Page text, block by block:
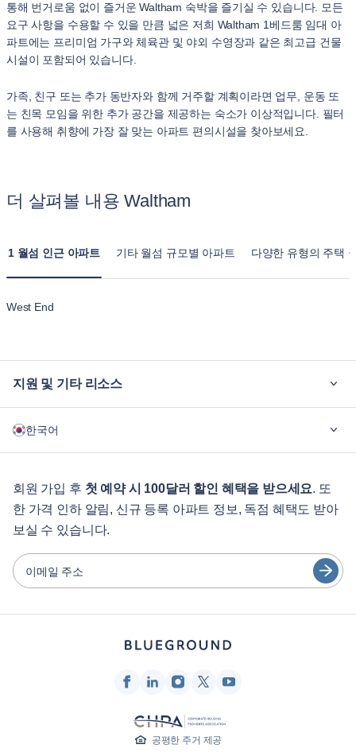
통해 번거로움 없이 즐거운 Waltham 숙박을 즐기실 수 있습니다. 모든
요구 사항을 수용할 수 있을 만큼 넓은 저희 Waltham 1베드룸 임대 아
파트에는 프리미엄 가구와 체육관 및 야외 수영장과 같은 최고급 건물
시설이 포함되어 있습니다.
가족, 친구 또는 추가 동반자와 함께 거주할 계획이라면 업무, 운동 또
는 친목 모임을 위한 추가 공간을 제공하는 숙소가 이상적입니다. 필터
를 사용해 취향에 가장 잘 맞는 아파트 편의시설을 찾아보세요.
더 살펴볼 내용 Waltham
1 월섬 인근 아파트 기타 월섬 규모별 아파트 다양한 유형의 주택
West End
지원 및 기타 리소스
기업용
게스트 서비스
도시 가이드
파트너
가구 렌탈 사업자
한국어
English
Português
Español
회원 가입 후 첫 예약 시 100달러 할인 혜택을 받으세요. 또
한 가격 인하 알림, 신규 등록 아파트 정보, 독점 혜택도 받아
보실 수 있습니다.
이메일 주소
공평한 주거 제공